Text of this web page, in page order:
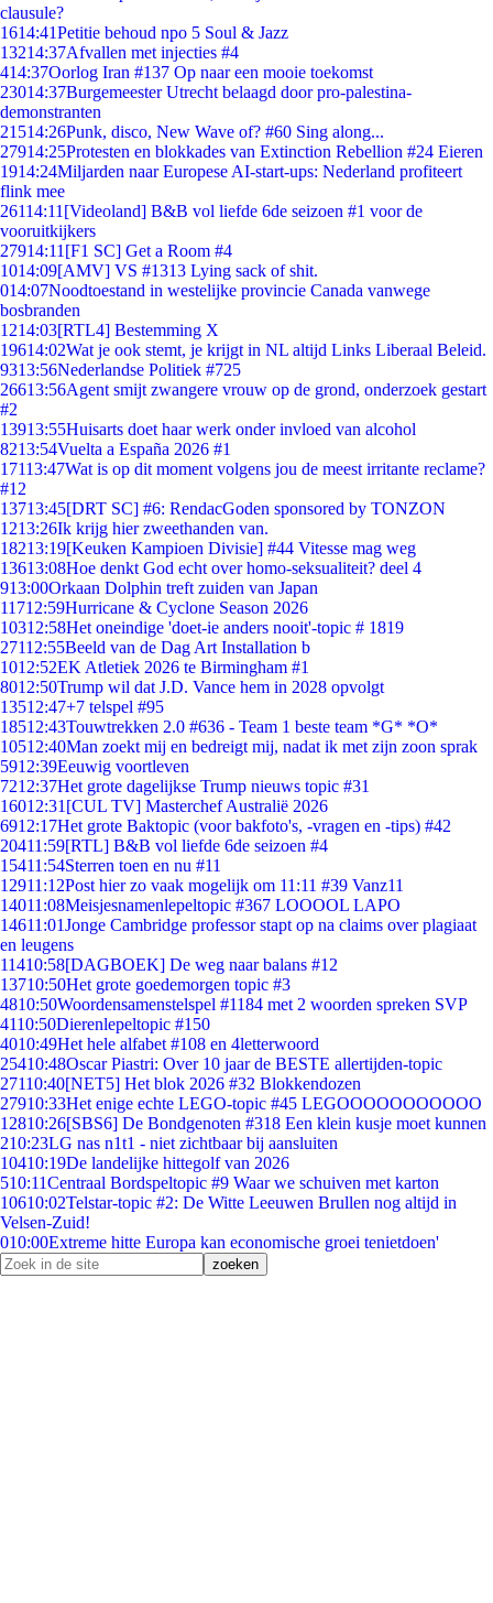
clausule?
1614:41Petitie behoud npo 5 Soul & Jazz
13214:37Afvallen met injecties #4
414:37Oorlog Iran #137 Op naar een mooie toekomst
23014:37Burgemeester Utrecht belaagd door pro-palestina-
demonstranten
21514:26Punk, disco, New Wave of? #60 Sing along...
27914:25Protesten en blokkades van Extinction Rebellion #24 Eieren
1914:24Miljarden naar Europese AI-start-ups: Nederland profiteert
flink mee
26114:11 [Videoland] B&B vol liefde 6de seizoen #1 voor de
vooruitkijkers
27914:11 [F1 SC] Get a Room #4
1014:09[AMV] VS #1313 Lying sack of shit.
014:07Noodtoestand in westelijke provincie Canada vanwege
bosbranden
1214:03[RTL4] Bestemming X
19614:02Wat je ook stemt, je krijgt in NL altijd Links Liberaal Beleid.
9313:56Nederlandse Politiek #725
26613:56Agent smijt zwangere vrouw op de grond, onderzoek gestart
#2
13913:55Huisarts doet haar werk onder invloed van alcohol
8213:54Vuelta a España 2026 #1
17113:47Wat is op dit moment volgens jou de meest irritante reclame?
#12
13713:45[DRT SC] #6: RendacGoden sponsored by TONZON
1213:26Ik krijg hier zweethanden van.
18213:19[Keuken Kampioen Divisie] #44 Vitesse mag weg
13613:08Hoe denkt God echt over homo-seksualiteit? deel 4
913:00Orkaan Dolphin treft zuiden van Japan
11712:59Hurricane & Cyclone Season 2026
10312:58Het oneindige 'doet-ie anders nooit'-topic # 1819
27112:55Beeld van de Dag Art Installation b
1012:52EK Atletiek 2026 te Birmingham #1
8012:50Trump wil dat J.D. Vance hem in 2028 opvolgt
13512:47+7 telspel #95
18512:43Touwtrekken 2.0 #636 - Team 1 beste team *G* *O*
10512:40Man zoekt mij en bedreigt mij, nadat ik met zijn zoon sprak
5912:39Eeuwig voortleven
7212:37Het grote dagelijkse Trump nieuws topic #31
16012:31 [CUL TV] Masterchef Australië 2026
6912:17Het grote Baktopic (voor bakfoto's, -vragen en -tips) #42
20411:59[RTL] B&B vol liefde 6de seizoen #4
15411:54Sterren toen en nu #11
12911:12Post hier zo vaak mogelijk om 11:11 #39 Vanz11
14011:08Meisjesnamenlepeltopic #367 LOOOOL LAPO
14611:01Jonge Cambridge professor stapt op na claims over plagiaat
en leugens
11410:58[DAGBOEK] De weg naar balans #12
13710:50Het grote goedemorgen topic #3
4810:50Woordensamenstelspel #1184 met 2 woorden spreken SVP
4110:50Dierenlepeltopic #150
4010:49Het hele alfabet #108 en 4letterwoord
25410:48Oscar Piastri: Over 10 jaar de BESTE allertijden-topic
27110:40[NET5] Het blok 2026 #32 Blokkendozen
27910:33Het enige echte LEGO-topic #45 LEGOOOOOOOOOOO
12810:26[SBS6] De Bondgenoten #318 Een klein kusje moet kunnen
210:23LG nas n1t1 - niet zichtbaar bij aansluiten
10410:19De landelijke hittegolf van 2026
510:11Centraal Bordspeltopic #9 Waar we schuiven met karton
10610:02Telstar-topic #2: De Witte Leeuwen Brullen nog altijd in
Velsen-Zuid!
010:00Extreme hitte Europa kan economische groei tenietdoen'